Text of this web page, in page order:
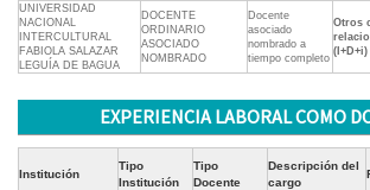
UNIVERSIDAD
NACIONAL
INTERCULTURAL
FABIOLA SALAZAR
LEGUÍA DE BAGUA
DOCENTE
ORDINARIO
ASOCIADO
NOMBRADO
Docente
asociado
nombrado a
tiempo completo
Otros
(I+D+i)
EXPERIENCIA LABORAL COMO
Institución
Tipo
Institución
Tipo
Docente
Descripción del
cargo